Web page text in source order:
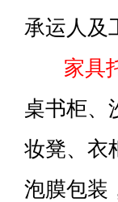
承运人及
家具
桌书柜、
妆凳、衣
泡膜包装